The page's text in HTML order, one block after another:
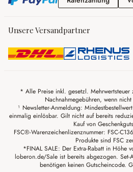
Unsere Versandpartner
* Alle Preise inkl. gesetzl. Mehrwertsteuer
Nachnahmegebühren, wenn
¹ Newsletter-Anmeldung:
einmalig einlösbar. Gilt nicht auf bereits
Kauf von
FSC®-Warenzeichenlizenznummer: FSC-
Produkte sind FSC
*FINAL SALE: Der Extra-Rabatt in Höhe
loberon.de/Sale ist bereits abgezogen. Set-
benötigen keinen Gutscheincode.